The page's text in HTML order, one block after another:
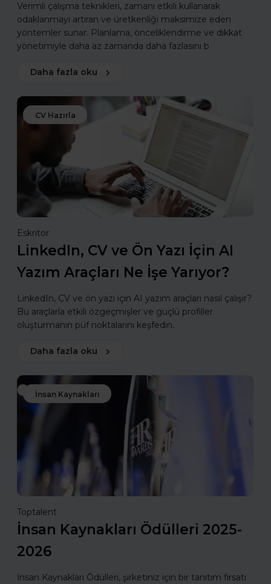
Verimli çalışma teknikleri, zamanı etkili kullanarak
odaklanmayı artıran ve üretkenliği maksimize eden
yöntemler sunar. Planlama, önceliklendirme ve dikkat
yönetimiyle daha az zamanda daha fazlasını b
Daha fazla oku
CV Hazırla
Eskritor
LinkedIn, CV ve Ön Yazı İçin AI
Yazım Araçları Ne İşe Yarıyor?
LinkedIn, CV ve ön yazı için AI yazım araçları nasıl çalışır?
Bu araçlarla etkili özgeçmişler ve güçlü profiller
oluşturmanın püf noktalarını keşfedin.
Daha fazla oku
İnsan Kaynakları
Toptalent
İnsan Kaynakları Ödülleri 2025-
2026
İnsan Kaynakları Ödülleri, şirketiniz için bir tanıtım fırsatı